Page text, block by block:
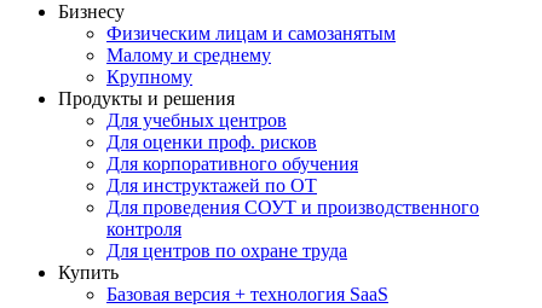
Бизнесу
Физическим лицам и самозанятым
Малому и среднему
Крупному
Продукты и решения
Для учебных центров
Для оценки проф. рисков
Для корпоративного обучения
Для инструктажей по ОТ
Для проведения СОУТ и производственного
контроля
Для центров по охране труда
Купить
Базовая версия + технология SaaS